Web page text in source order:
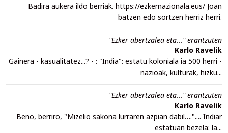
Badira aukera ildo berriak. https://ezkernazionala.eus/ Joan
batzen edo sortzen herriz herri.
"Ezker abertzalea eta..." erantzuten
Karlo Ravelik
Gainera - kasualitatez...? - : "India": estatu koloniala ia 500 herri -
nazioak, kulturak, hizku...
"Ezker abertzalea eta..." erantzuten
Karlo Ravelik
Beno, berriro, "Mizelio sakona lurraren azpian dabil….".... Indiar
estatuan bezela: la...